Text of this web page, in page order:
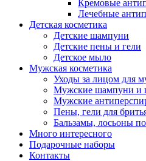
Кремовые
Лечебные
Детская косметика
Детские шампуни
Детские пены и гели
Детское мыло
Мужская косметика
Уходы за лицом для
Мужские шампуни и
Мужские
Пены, гели для
Бальзамы, лосьоны
Много интересного
Подарочные наборы
Контакты